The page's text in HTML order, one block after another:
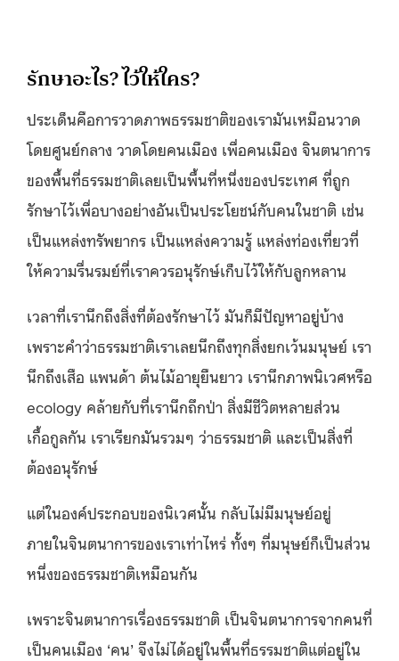
รักษาอะไร? ไว้ให้ใคร?
ประเด็นคือการวาดภาพธรรมชาติของเรามันเหมือนวาด
โดยศูนย์กลาง วาดโดยคนเมือง เพื่อคนเมือง จินตนาการ
ของพื้นที่ธรรมชาติเลยเป็นพื้นที่หนึ่งของประเทศ ที่ถูก
รักษาไว้เพื่อบางอย่างอันเป็นประโยชน์กับคนในชาติ เช่น
เป็นแหล่งทรัพยากร เป็นแหล่งความรู้ แหล่งท่องเที่ยวที่
ให้ความรื่นรมย์ที่เราควรอนุรักษ์เก็บไว้ให้กับลูกหลาน
เวลาที่เรานึกถึงสิ่งที่ต้องรักษาไว้ มันก็มีปัญหาอยู่บ้าง
เพราะคำว่าธรรมชาติเราเลยนึกถึงทุกสิ่งยกเว้นมนุษย์ เรา
นึกถึงเสือ แพนด้า ต้นไม้อายุยืนยาว เรานึกภาพนิเวศหรือ
ecology คล้ายกับที่เรานึกถึกป่า สิ่งมีชีวิตหลายส่วน
เกื้อกูลกัน เราเรียกมันรวมๆ ว่าธรรมชาติ และเป็นสิ่งที่
ต้องอนุรักษ์
แต่ในองค์ประกอบของนิเวศนั้น กลับไม่มีมนุษย์อยู่
ภายในจินตนาการของเราเท่าไหร่ ทั้งๆ ที่มนุษย์ก็เป็นส่วน
หนึ่งของธรรมชาติเหมือนกัน
เพราะจินตนาการเรื่องธรรมชาติ เป็นจินตนาการจากคนที่
เป็นคนเมือง ‘คน’ จึงไม่ได้อยู่ในพื้นที่ธรรมชาติแต่อยู่ใน